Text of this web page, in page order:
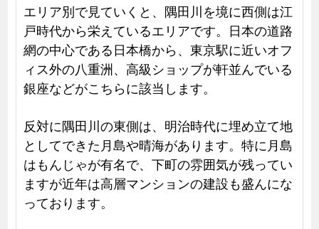
エリア別で見ていくと、隅田川を境に西側は江
戸時代から栄えているエリアです。日本の道路
網の中心である日本橋から、東京駅に近いオフ
ィス外の八重洲、高級ショップが軒並んでいる
銀座などがこちらに該当します。
反対に隅田川の東側は、明治時代に埋め立て地
としてできた月島や晴海があります。特に月島
はもんじゃが有名で、下町の雰囲気が残ってい
ますが近年は高層マンションの建設も盛んにな
っております。